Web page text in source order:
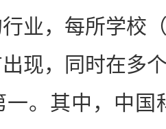
业，每所学校
现，同时在多
一。其中，中国